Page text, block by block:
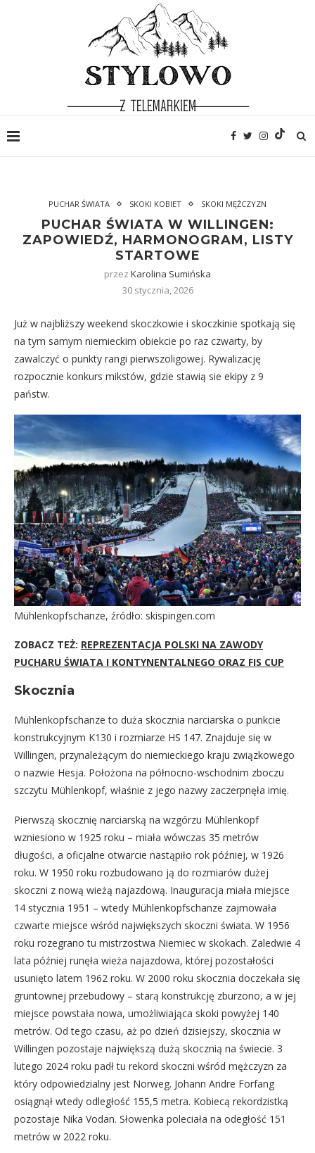
PUCHAR ŚWIATA SKOKI KOBIET SKOKI MĘŻCZYZN
PUCHAR ŚWIATA W WILLINGEN:
ZAPOWIEDŹ, HARMONOGRAM, LISTY
STARTOWE
przez Karolina Sumińska
30 stycznia, 2026
Już w najbliższy weekend skoczkowie i skoczkinie spotkają się
na tym samym niemieckim obiekcie po raz czwarty, by
zawalczyć o punkty rangi pierwszoligowej. Rywalizację
rozpocznie konkurs mikstów, gdzie stawią sie ekipy z 9
państw.
Mühlenkopfschanze, źródło: skispingen.com
ZOBACZ TEŻ: REPREZENTACJA POLSKI NA ZAWODY
PUCHARU ŚWIATA I KONTYNENTALNEGO ORAZ FIS CUP
Skocznia
Mühlenkopfschanze to duża skocznia narciarska o punkcie
konstrukcyjnym K130 i rozmiarze HS 147. Znajduje się w
Willingen, przynależącym do niemieckiego kraju związkowego
o nazwie Hesja. Położona na północno-wschodnim zboczu
szczytu Mühlenkopf, właśnie z jego nazwy zaczerpnęła imię.
Pierwszą skocznię narciarską na wzgórzu Mühlenkopf
wzniesiono w 1925 roku – miała wówczas 35 metrów
długości, a oficjalne otwarcie nastąpiło rok później, w 1926
roku. W 1950 roku rozbudowano ją do rozmiarów dużej
skoczni z nową wieżą najazdową. Inauguracja miała miejsce
14 stycznia 1951 – wtedy Mühlenkopfschanze zajmowała
czwarte miejsce wśród największych skoczni świata. W 1956
roku rozegrano tu mistrzostwa Niemiec w skokach. Zaledwie 4
lata później runęła wieża najazdowa, której pozostałości
usunięto latem 1962 roku. W 2000 roku skocznia doczekała się
gruntownej przebudowy – starą konstrukcję zburzono, a w jej
miejsce powstała nowa, umożliwiająca skoki powyżej 140
metrów. Od tego czasu, aż po dzień dzisiejszy, skocznia w
Willingen pozostaje największą dużą skocznią na świecie. 3
lutego 2024 roku padł tu rekord skoczni wśród mężczyzn za
który odpowiedzialny jest Norweg. Johann Andre Forfang
osiągnął wtedy odległość 155,5 metra. Kobiecą rekordzistką
pozostaje Nika Vodan. Słowenka poleciała na odegłość 151
metrów w 2022 roku.